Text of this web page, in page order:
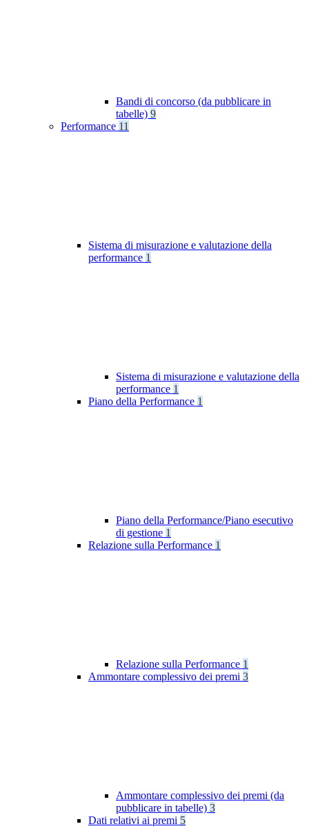
Bandi di concorso (da pubblicare in
tabelle) 9
Performance 11
Sistema di misurazione e valutazione della
performance 1
Sistema di misurazione e valutazione della
performance 1
Piano della Performance 1
Piano della Performance/Piano esecutivo
di gestione 1
Relazione sulla Performance 1
Relazione sulla Performance 1
Ammontare complessivo dei premi 3
Ammontare complessivo dei premi (da
pubblicare in tabelle) 3
Dati relativi ai premi 5